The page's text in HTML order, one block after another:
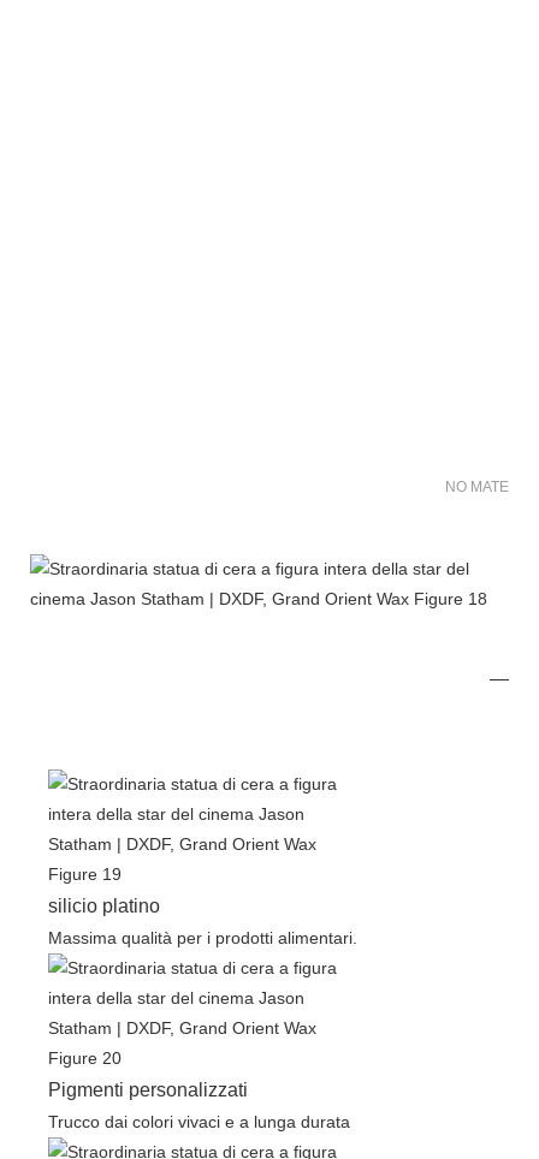
NO MATER
silicio platino
Massima qualità per i prodotti alimentari.
Pigmenti personalizzati
Trucco dai colori vivaci e a lunga durata